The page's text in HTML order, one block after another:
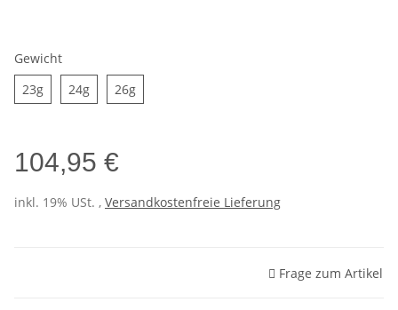
Gewicht
23g23g 24g24g 26g26g
104,95 €
inkl. 19% USt. , Versandkostenfreie Lieferung
Frage zum Artikel